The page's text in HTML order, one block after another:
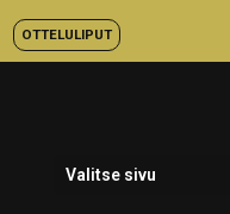
OTTELULIPUT
Valitse sivu